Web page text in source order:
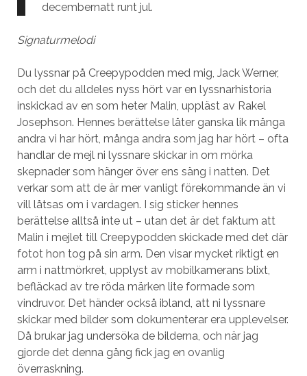
decembernatt runt jul.
Signaturmelodi
Du lyssnar på Creepypodden med mig, Jack Werner,
och det du alldeles nyss hört var en lyssnarhistoria
inskickad av en som heter Malin, uppläst av Rakel
Josephson. Hennes berättelse låter ganska lik många
andra vi har hört, många andra som jag har hört – ofta
handlar de mejl ni lyssnare skickar in om mörka
skepnader som hänger över ens säng i natten. Det
verkar som att de är mer vanligt förekommande än vi
vill låtsas om i vardagen. I sig sticker hennes
berättelse alltså inte ut – utan det är det faktum att
Malin i mejlet till Creepypodden skickade med det där
fotot hon tog på sin arm. Den visar mycket riktigt en
arm i nattmörkret, upplyst av mobilkamerans blixt,
befläckad av tre röda märken lite formade som
vindruvor. Det händer också ibland, att ni lyssnare
skickar med bilder som dokumenterar era upplevelser.
Då brukar jag undersöka de bilderna, och när jag
gjorde det denna gång fick jag en ovanlig
överraskning.